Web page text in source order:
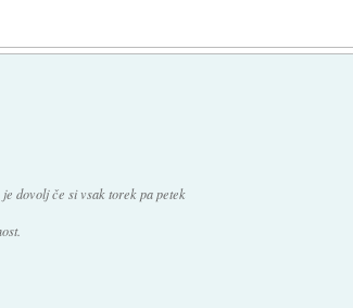
dovolj če si vsak torek pa petek